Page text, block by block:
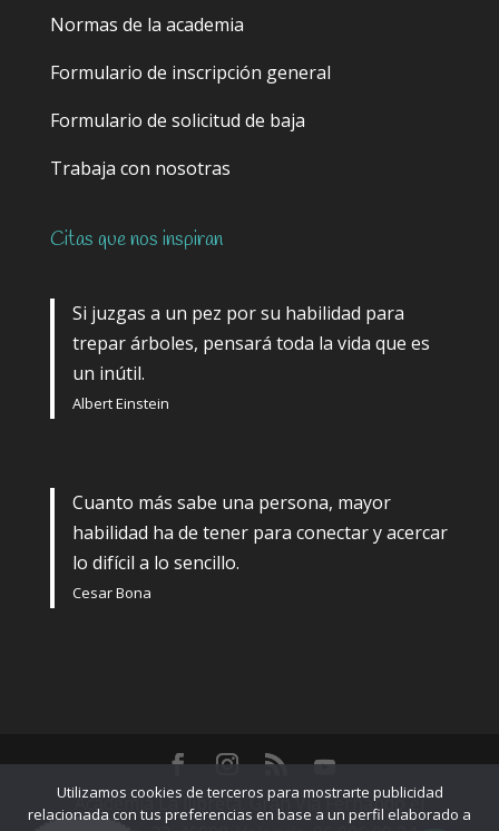
Normas de la academia
Formulario de inscripción general
Formulario de solicitud de baja
Trabaja con nosotras
Citas que nos inspiran
Si juzgas a un pez por su habilidad para
trepar árboles, pensará toda la vida que es
un inútil.
Albert Einstein
Cuanto más sabe una persona, mayor
habilidad ha de tener para conectar y acercar
lo difícil a lo sencillo.
Cesar Bona
Academia La llibreta. Gran Vía Fernando el
Utilizamos cookies de terceros para mostrarte publicidad
relacionada con tus preferencias en base a un perfil elaborado a